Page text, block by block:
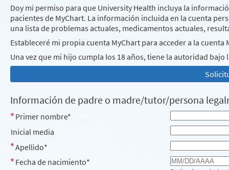
Doy mi permiso para que University Health incluya la
pacientes de MyChart. La información incluida en la cuenta
una lista de problemas actuales, medicamentos actuales,
Estableceré mi propia cuenta MyChart para acceder a la cuenta
Una vez que mi hijo cumpla los 18 años, tiene la autoridad bajo
Información de padre o madre/tutor/persona
Primer nombre*
Inicial media
Apellido*
Fecha de nacimiento*